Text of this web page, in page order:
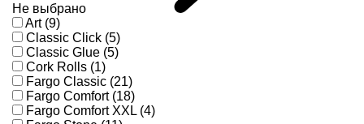
Не выбрано
Art (9)
Classic Click (5)
Classic Glue (5)
Cork Rolls (1)
Fargo Classic (21)
Fargo Comfort (18)
Fargo Comfort XXL (4)